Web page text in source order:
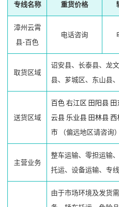
专线名称 重货价格
漳州云霄
县-百色
电话咨询
取货区域
诏安县、长泰县、龙
县、芗城区、东山县
送货区域
百色右江区 田阳县 田
云县 乐业县 田林县西
市 （偏远地区请咨询）
主营业务
整车运输、零担运输
托运、设备运输、专
由于市场环境及发货